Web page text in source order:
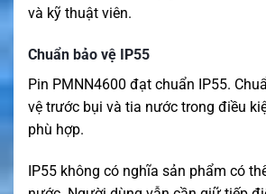
và kỹ thuật viên.
Chuẩn bảo vệ IP55
Pin PMNN4600 đạt chuẩn IP55.
vệ trước bụi và tia nước trong điều
phù hợp.
IP55 không có nghĩa sản phẩm có